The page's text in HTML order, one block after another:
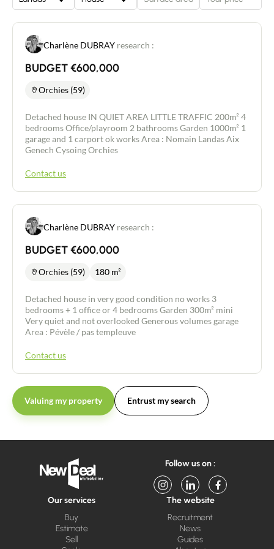
Charlène DUBRAY research :
BUDGET €600,000
Orchies (59)
Detached house IN QUIET AREA LITTLE TRAFFIC 200m² 4
bedrooms Office/playroom 2 bathrooms Garden 1000m² 1
garage and 1 carport ok works Area : Nomain Landas Aix
Genech Cysoing Orchies
Contact us
Charlène DUBRAY research :
BUDGET €600,000
Orchies (59) 180 m²
Detached house in very good condition no works 3
bedrooms + 1 office or 4 bedrooms Garden 300m² mini
Very quiet and not overlooked Generous volumes garage
Area : Pévèle / pas templeuve
Contact us
Valuing my property Entrust my search
Follow us on :
Our services
Buy
Estimate
Sell
The website
Recruitment
News
Guides